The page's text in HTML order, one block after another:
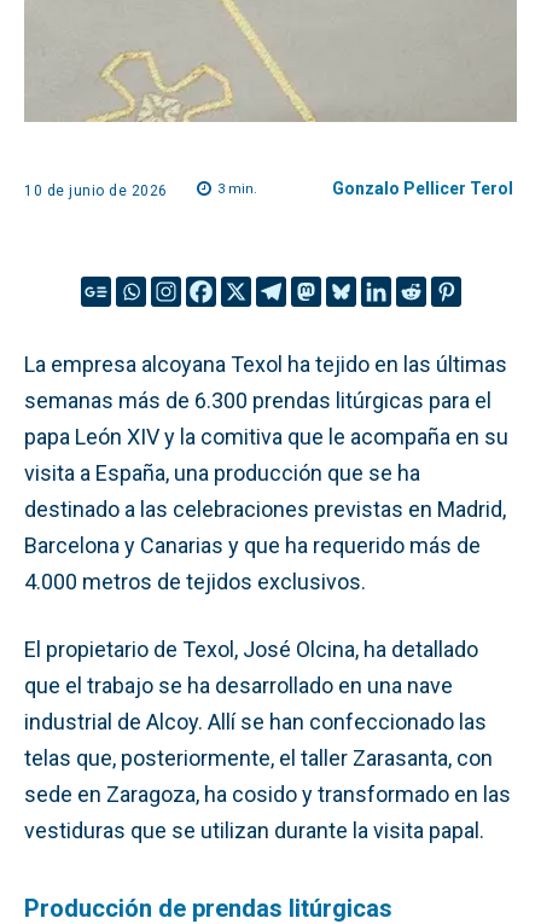
10 de junio de 2026 3min. Gonzalo Pellicer Terol
La empresa alcoyana Texol ha tejido en las últimas
semanas más de 6.300 prendas litúrgicas para el
papa León XIV y la comitiva que le acompaña en su
visita a España, una producción que se ha
destinado a las celebraciones previstas en Madrid,
Barcelona y Canarias y que ha requerido más de
4.000 metros de tejidos exclusivos.
El propietario de Texol, José Olcina, ha detallado
que el trabajo se ha desarrollado en una nave
industrial de Alcoy. Allí se han confeccionado las
telas que, posteriormente, el taller Zarasanta, con
sede en Zaragoza, ha cosido y transformado en las
vestiduras que se utilizan durante la visita papal.
Producción de prendas litúrgicas